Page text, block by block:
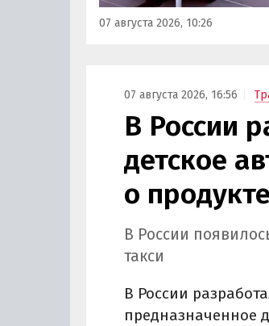
5 915 000 рублей и Ultra за 6
000 рублей без учета
07 августа 2026, 10:26
07 августа 2026, 16:56
В России
детское
о продукте
В России
такси
В России
предназначенное